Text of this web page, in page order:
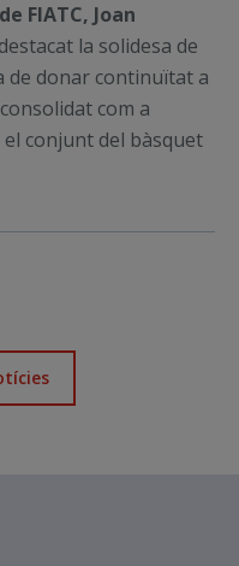
FIATC, Joan
la solidesa de
de donar continuïtat a
com a
conjunt del bàsquet